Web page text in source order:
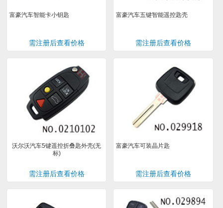
富豪汽车智能卡小钥匙
需注册后查看价格
富豪汽车五键智能遥控匙壳
需注册后查看价格
沃尔沃汽车5键遥控折叠匙外壳(无
标)
需注册后查看价格
富豪汽车可装晶片匙
需注册后查看价格